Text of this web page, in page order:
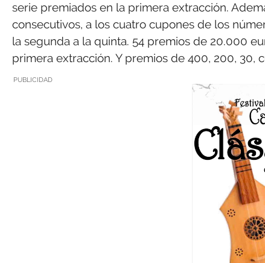
serie premiados en la primera extracción.
consecutivos, a los cuatro cupones de los
la segunda a la quinta. 54 premios de 20.000
primera extracción. Y premios de 400, 200, 30,
PUBLICIDAD